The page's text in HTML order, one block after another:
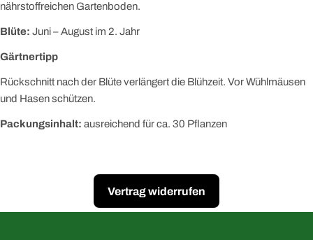
nährstoffreichen Gartenboden.
Blüte: Juni – August im 2. Jahr
Gärtnertipp
Rückschnitt nach der Blüte verlängert die Blühzeit. Vor Wühlmäusen
und Hasen schützen.
Packungsinhalt: ausreichend für ca. 30 Pflanzen
Vertrag widerrufen